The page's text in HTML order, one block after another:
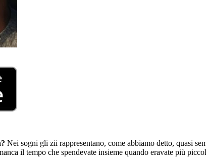
Nei sogni gli zii rappresentano, come abbiamo detto, quasi
il tempo che spendevate insieme quando eravate più